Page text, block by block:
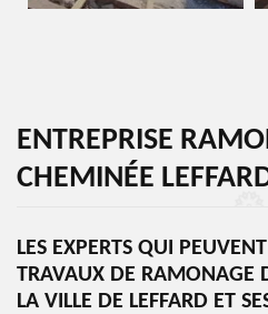
ENTREPRISE
CHEMINÉE
LES EXPERTS QUI
TRAVAUX DE RAMONAGE
LA VILLE DE LEFFARD ET